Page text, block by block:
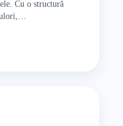
Cu o structură